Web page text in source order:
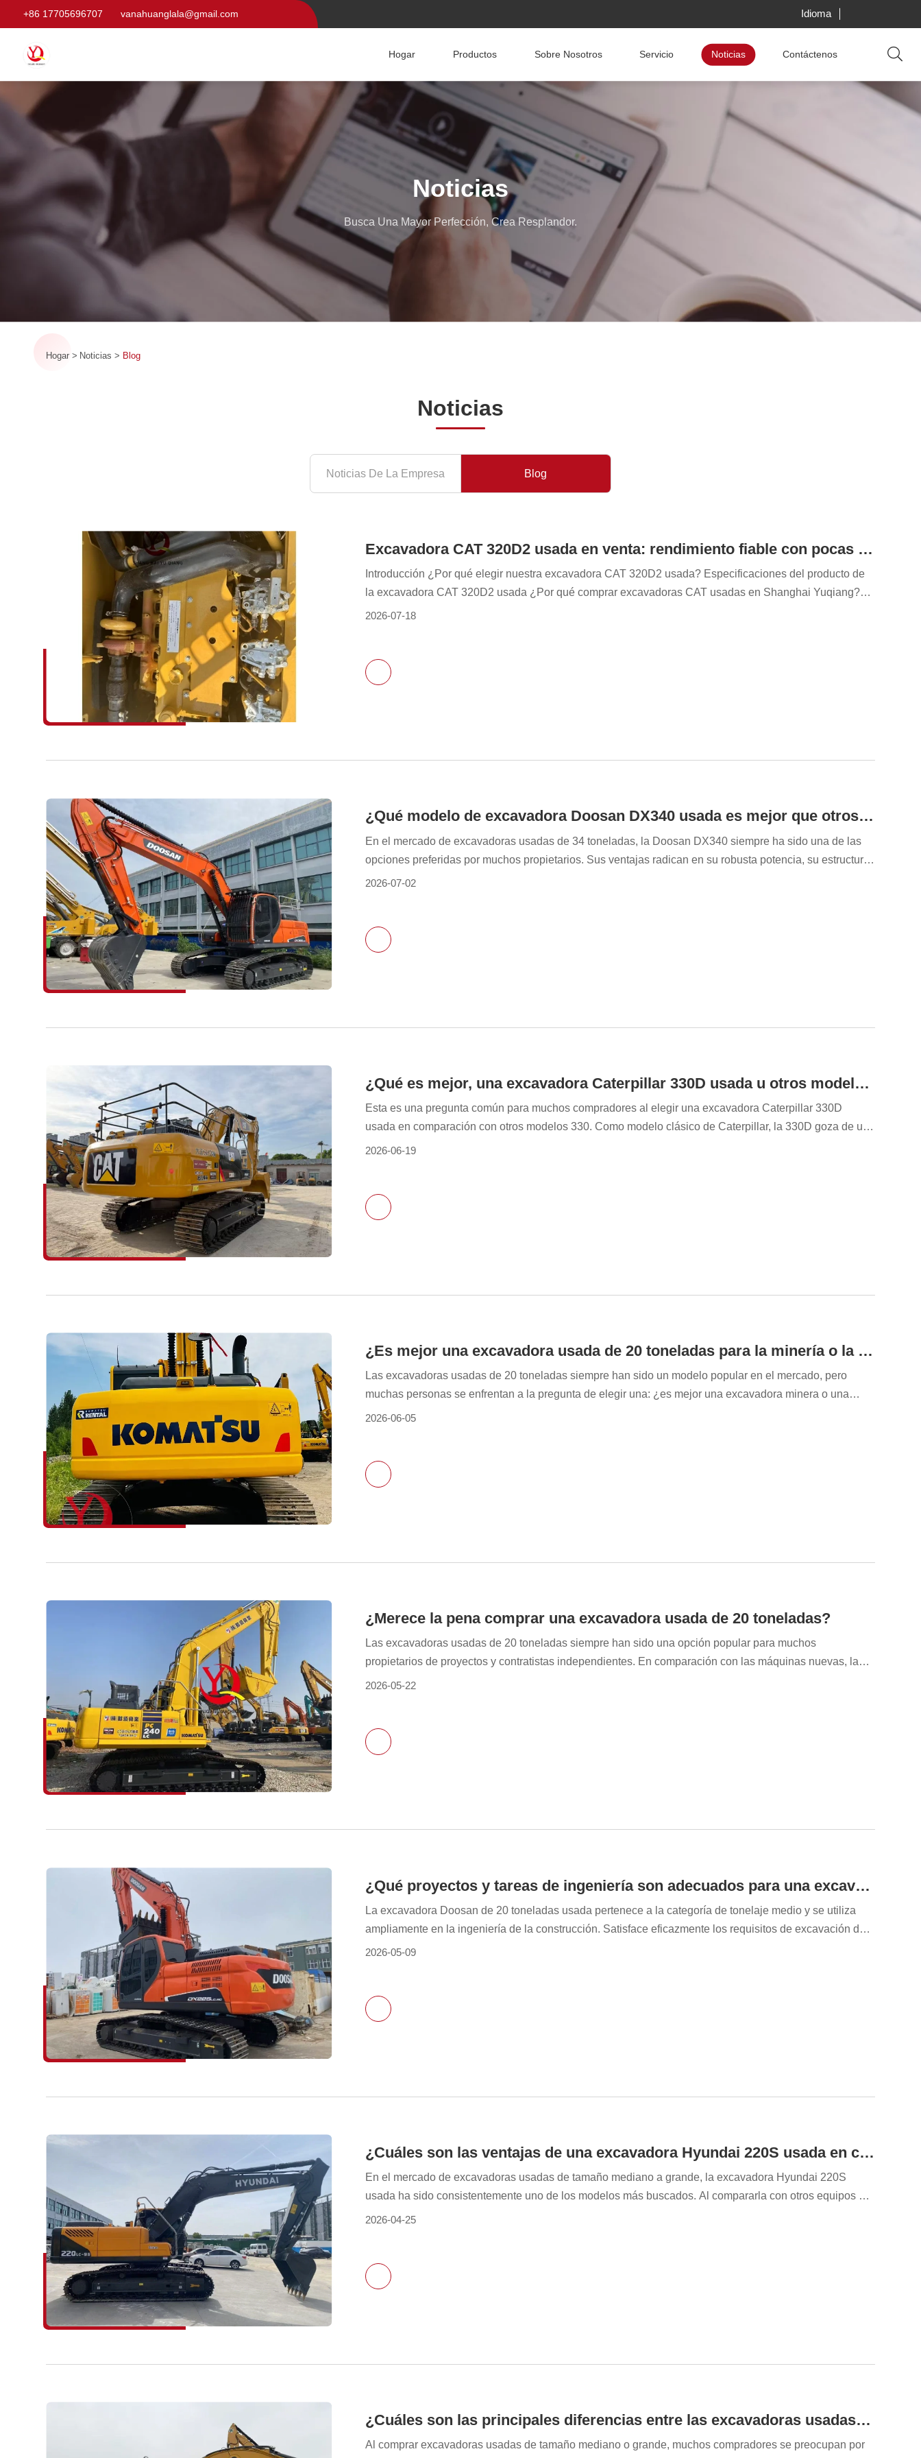
+86 17705696707 vanahuanglala@gmail.com Idioma
Hogar Productos Sobre Nosotros Servicio Noticias Contáctenos
Noticias
Busca Una Mayor Perfección, Crea Resplandor.
Hogar Noticias Blog
Noticias
Noticias De La Empresa Blog
Excavadora CAT 320D2 usada en venta: rendimiento fiable con pocas horas de trabajo.
Introducción ¿Por qué elegir nuestra excavadora CAT 320D2 usada? Especificaciones del producto de
la excavadora CAT 320D2 usada ¿Por qué comprar excavadoras CAT usadas en Shanghai Yuqiang?
Aplicaciones de la excavadora hidráulica CAT 320D2 Preguntas frecuentes sobre la excavadora CAT
excavadora CAT 320D2 usada? P4: ¿Por qué elegir una...
2026-07-18
¿Qué modelo de excavadora Doosan DX340 usada es mejor que otros modelos de 34 toneladas?
En el mercado de excavadoras usadas de 34 toneladas, la Doosan DX340 siempre ha sido una de las
opciones preferidas por muchos propietarios. Sus ventajas radican en su robusta potencia, su estructura
consolidada y su buen valor de reventa, lo que la hace idónea para trabajos de movimiento de tierras,
más convencional, depende de...
2026-07-02
¿Qué es mejor, una excavadora Caterpillar 330D usada u otros modelos 330?
Esta es una pregunta común para muchos compradores al elegir una excavadora Caterpillar 330D
usada en comparación con otros modelos 330. Como modelo clásico de Caterpillar, la 330D goza de un
alto reconocimiento en el mercado y un gran número de unidades en uso, por lo que a menudo se
estado del vehículo, los escenarios de uso, el consumo de combustible y otros aspectos...
2026-06-19
¿Es mejor una excavadora usada de 20 toneladas para la minería o la construcción?
Las excavadoras usadas de 20 toneladas siempre han sido un modelo popular en el mercado, pero
muchas personas se enfrentan a la pregunta de elegir una: ¿es mejor una excavadora minera o una
excavadora de construcción? En realidad, no hay una respuesta definitiva; depende del entorno de
2026-06-05
¿Merece la pena comprar una excavadora usada de 20 toneladas?
Las excavadoras usadas de 20 toneladas siempre han sido una opción popular para muchos
propietarios de proyectos y contratistas independientes. En comparación con las máquinas nuevas, las
usadas son más económicas y ofrecen un retorno de la inversión más rápido, lo que las hace
inconvenientes, como un estado poco visible y un mayor mantenimiento.
2026-05-22
¿Qué proyectos y tareas de ingeniería son adecuados para una excavadora Doosan de 20 toneladas usada?
La excavadora Doosan de 20 toneladas usada pertenece a la categoría de tonelaje medio y se utiliza
ampliamente en la ingeniería de la construcción. Satisface eficazmente los requisitos de excavación de
intensidad moderada, a la vez que equilibra la flexibilidad operativa y el control de costes. Para los
2026-05-09
¿Cuáles son las ventajas de una excavadora Hyundai 220S usada en comparación con otros modelos del mismo tonelaje?
En el mercado de excavadoras usadas de tamaño mediano a grande, la excavadora Hyundai 220S
usada ha sido consistentemente uno de los modelos más buscados. Al compararla con otros equipos del
mismo tonelaje, es necesario considerar más allá de la marca y las especificaciones técnicas; es crucial
2026-04-25
¿Cuáles son las principales diferencias entre las excavadoras usadas de tamaño mediano y las de gran tamaño?
Al comprar excavadoras usadas de tamaño mediano o grande, muchos compradores se preocupan por